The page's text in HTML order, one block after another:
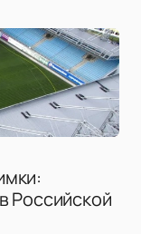
Российской